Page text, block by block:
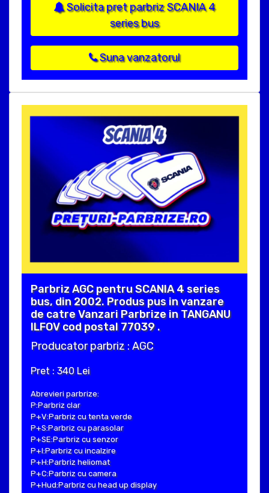
Solicita pret parbriz SCANIA 4
series bus
Suna vanzatorul
Parbriz AGC pentru SCANIA 4 series
bus, din 2002. Produs pus in vanzare
de catre Vanzari Parbrize in TANGANU
ILFOV cod postal 77039 .
Producator parbriz : AGC
Pret : 340 Lei
Abrevieri parbrize:
P:Parbriz clar
P+V:Parbriz cu tenta verde
P+S:Parbriz cu parasolar
P+SE:Parbriz cu senzor
P+I:Parbriz cu incalzire
P+H:Parbriz heliomat
P+C:Parbriz cu camera
P+Hud:Parbriz cu head up display